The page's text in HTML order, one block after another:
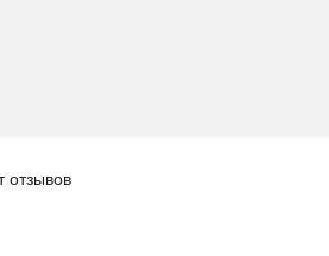
отзывов